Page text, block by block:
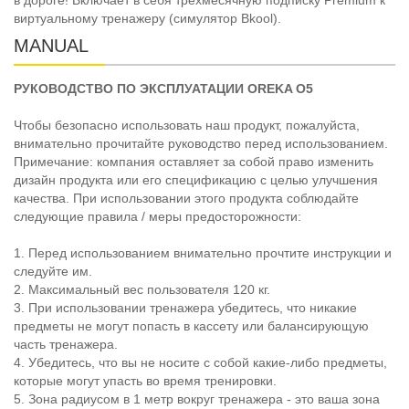
виртуальному тренажеру (симулятор Bkool).
MANUAL
РУКОВОДСТВО ПО ЭКСПЛУАТАЦИИ OREKA О5
Чтобы безопасно использовать наш продукт, пожалуйста,
внимательно прочитайте руководство перед использованием.
Примечание: компания оставляет за собой право изменить
дизайн продукта или его спецификацию с целью улучшения
качества. При использовании этого продукта соблюдайте
следующие правила / меры предосторожности:
1. Перед использованием внимательно прочтите инструкции и
следуйте им.
2. Максимальный вес пользователя 120 кг.
3. При использовании тренажера убедитесь, что никакие
предметы не могут попасть в кассету или балансирующую
часть тренажера.
4. Убедитесь, что вы не носите с собой какие-либо предметы,
которые могут упасть во время тренировки.
5. Зона радиусом в 1 метр вокруг тренажера - это ваша зона